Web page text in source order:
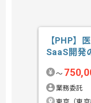
【PHP】
SaaS開発
〜
業務委託